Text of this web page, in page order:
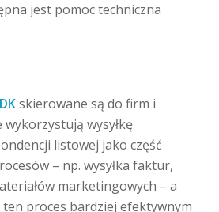
jest pomoc techniczna
skierowane są do firm i
wysyłkę
listowej jako część
– np. wysyłka faktur,
marketingowych – a
proces bardziej efektywnym